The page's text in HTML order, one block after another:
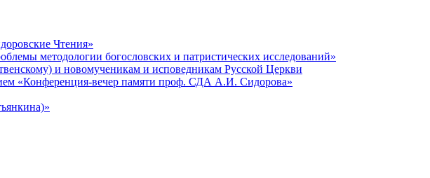
Чтения»
методологии богословских и патристических исследований»
и новомученикам и исповедникам Русской Церкви
«Конференция-вечер памяти проф. СДА А.И. Сидорова»